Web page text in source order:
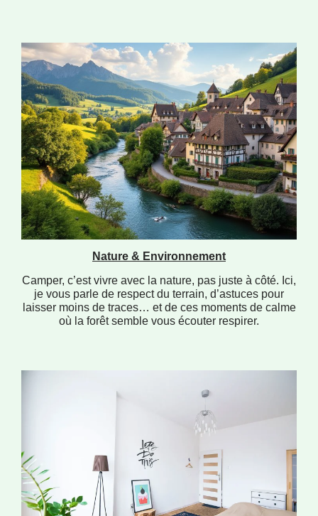
Nature & Environnement
Camper, c’est vivre avec la nature, pas juste à côté. Ici,
je vous parle de respect du terrain, d’astuces pour
laisser moins de traces… et de ces moments de calme
où la forêt semble vous écouter respirer.